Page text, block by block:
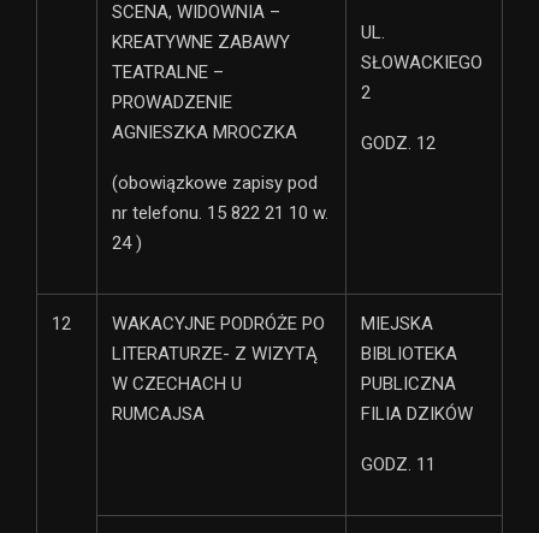
SCENA, WIDOWNIA –
KREATYWNE ZABAWY
TEATRALNE –
PROWADZENIE
AGNIESZKA MROCZKA
(obowiązkowe zapisy pod
nr telefonu. 15 822 21 10 w.
24 )
UL.
SŁOWACKIEGO
2
GODZ. 12
12
WAKACYJNE PODRÓŻE PO
LITERATURZE- Z WIZYTĄ
W CZECHACH U
RUMCAJSA
MIEJSKA
BIBLIOTEKA
PUBLICZNA
FILIA DZIKÓW
GODZ. 11